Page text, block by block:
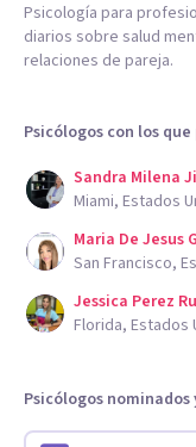
Psicología para
diarios sobre salud
relaciones de pareja.
Psicólogos con los
Sandra Milena
Miami, Estados
Maria De Jesus
San Francisco,
Jessica Perez
Florida, Estados
Psicólogos